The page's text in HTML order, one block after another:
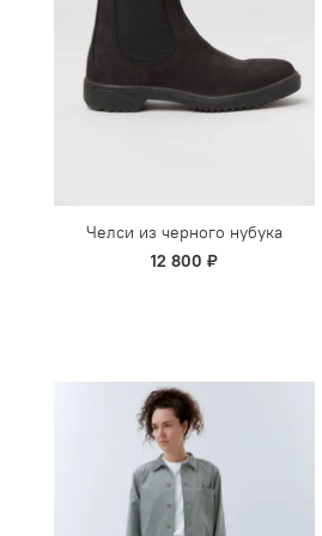
Челси из черного нубука
12 800 ₽